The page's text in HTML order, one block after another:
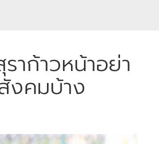
าก้าวหน้าอย่า
งคมบ้าง